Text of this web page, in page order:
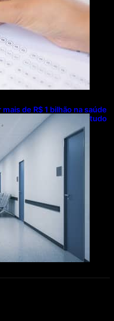
de R$ 1 bilhão na saúde
saneamento, aponta estudo